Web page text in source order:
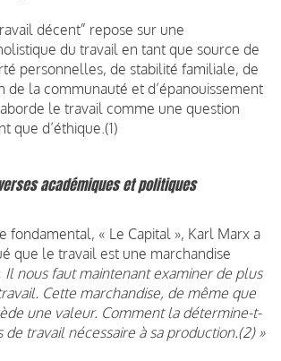
décent” repose sur une
du travail en tant que source de
personnelles, de stabilité familiale, de
de la communauté et d’épanouissement
le travail comme une question
que d’éthique.(1)
académiques et politiques
fondamental, « Le Capital », Karl Marx a
que le travail est une marchandise
Il nous faut maintenant examiner de plus
Cette marchandise, de même que
une valeur. Comment la détermine-t-
de travail nécessaire à sa production.(2) »